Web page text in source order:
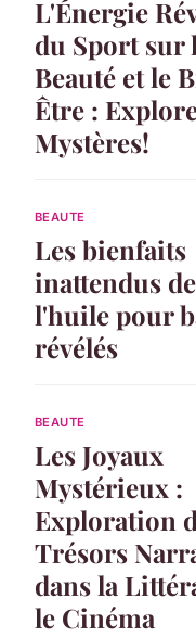
L'Énergie
du Sport sur
Beauté et le
Être :
Mystères!
BEAUTE
Les bienfaits
inattendus de
l'huile pour
révélés
BEAUTE
Les Joyaux
Mystérieux :
Exploration
Trésors
dans la
le Cinéma